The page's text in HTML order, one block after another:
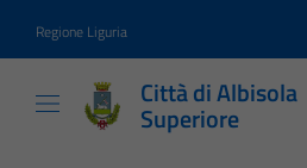
Regione Liguria
Città di Albisola
Superiore